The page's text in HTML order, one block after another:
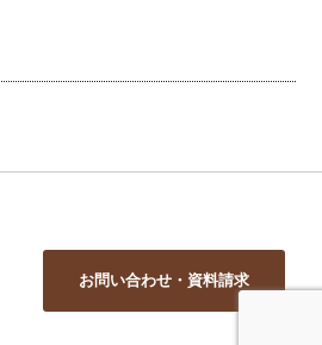
お問い合わせ・資料請求